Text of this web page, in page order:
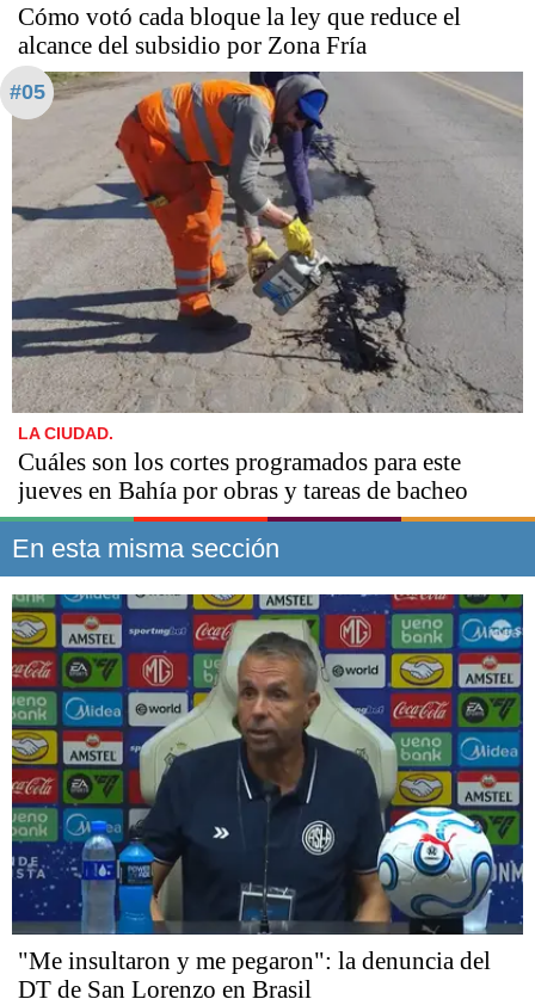
Cómo votó cada bloque la ley que reduce el
alcance del subsidio por Zona Fría
#05
LA CIUDAD.
Cuáles son los cortes programados para este
jueves en Bahía por obras y tareas de bacheo
En esta misma sección
"Me insultaron y me pegaron": la denuncia del
DT de San Lorenzo en Brasil